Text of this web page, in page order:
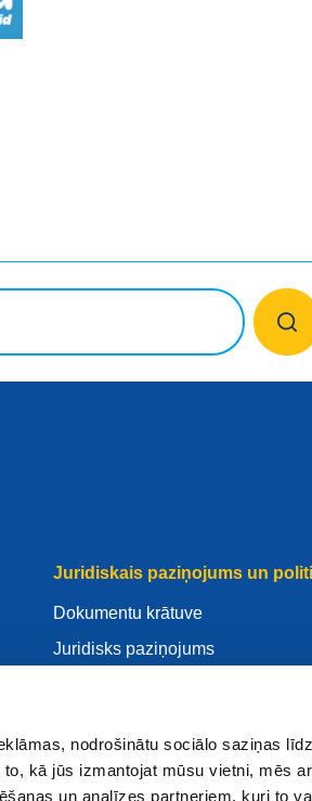
nodrošinātu sociālo saziņas
kā jūs izmantojat mūsu vietni, mēs
un analīzes partneriem, kuri to
Juridiskais paziņojums un
Dokumentu krātuve
Juridisks paziņojums
Sīkdatnes politika
Articles of Association